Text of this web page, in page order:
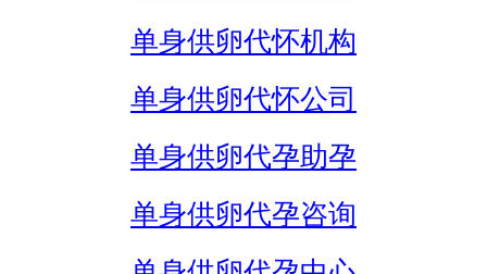
单身供卵代怀机构
单身供卵代怀公司
单身供卵代孕助孕
单身供卵代孕咨询